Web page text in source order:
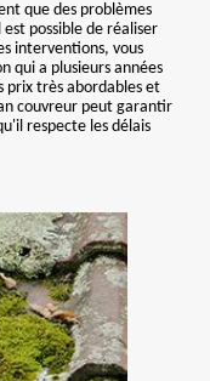
que des problèmes
possible de réaliser
interventions, vous
qui a plusieurs années
prix très abordables et
couvreur peut garantir
respecte les délais